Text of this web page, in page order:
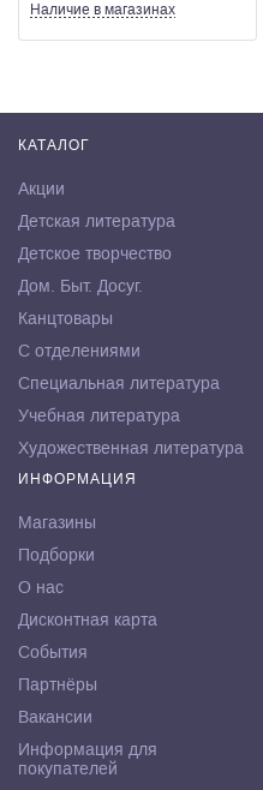
Наличие в магазинах
КАТАЛОГ
Акции
Детская литература
Детское творчество
Дом. Быт. Досуг.
Канцтовары
С отделениями
Специальная литература
Учебная литература
Художественная литература
ИНФОРМАЦИЯ
Магазины
Подборки
О нас
Дисконтная карта
События
Партнёры
Вакансии
Информация для
покупателей